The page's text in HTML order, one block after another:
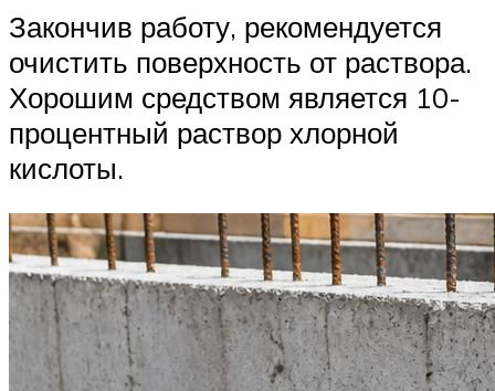
Закончив работу, рекомендуется
очистить поверхность от раствора.
Хорошим средством является 10-
процентный раствор хлорной
кислоты.